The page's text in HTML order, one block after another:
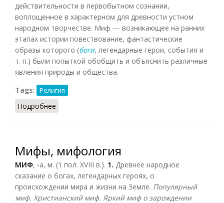
действительности в первобытном сознании,
воплощенное в характерном для древности устном
народном творчестве. Миф — возникающее на ранних
этапах истории повествование, фантастические
образы которого (боги, легендарные герои, события и
т. п.) были попыткой обобщить и объяснить различные
явления природы и общества.
Tags:
Религия
Подробнее
Мифы, мифология
МИФ, -а, м. (1 пол. XVIII в.). 1. Древнее народное
сказание о богах, легендарных героях, о
происхождении мира и жизни на Земле. Популярный
миф. Христианский миф. Яркий миф о зарождении